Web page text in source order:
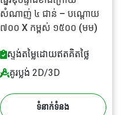
សំណាញ់ ៤ ជាន់ – បណ្តោយ
៧០០ X កម្ពស់ ១៥០០ (មម)
ស្ទង់តម្លៃដោយឥតគិតថ្លៃ
គូរប្លង់ 2D/3D
ទំនាក់ទំនង